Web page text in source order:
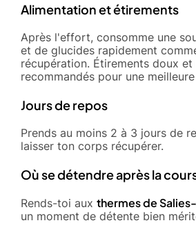
Alimentation et étirements
Après l'effort, consomme une
et de glucides rapidement
récupération. Étirements doux et
recommandés pour une
Jours de repos
Prends au moins 2 à 3 jours de
laisser ton corps récupérer.
Où se détendre après la
Rends-toi aux thermes de
un moment de détente bien